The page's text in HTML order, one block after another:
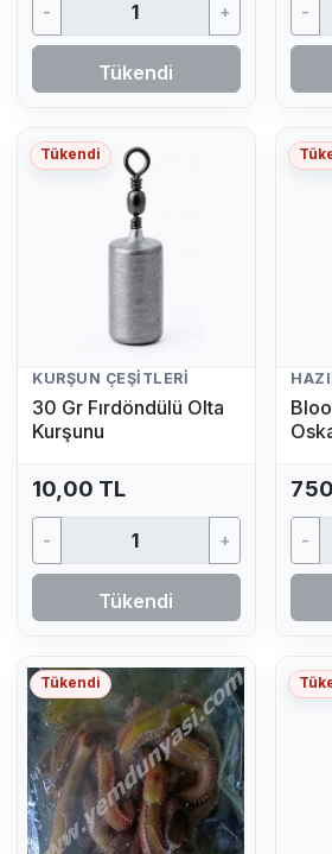
- +
Tükendi
-
Tükendi
KURŞUN ÇEŞITLERI
30 Gr Fırdöndülü Olta
Kurşunu
10,00 TL
- +
Tükendi
GR)
-
Tükendi